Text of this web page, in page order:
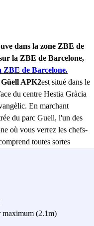
dans la zone ZBE de
la ZBE de Barcelone,
ZBE de Barcelone.
APK2est situé dans le
du centre Hestia Gràcia
En marchant
du parc Guell, l'un des
où vous verrez les chefs-
toutes sortes
à mobilité réduite
maximum (2.1m)